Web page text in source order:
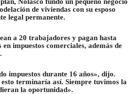
de viviendas con su esposo
legal permanente.
a 20 trabajadores y pagan hasta
en impuestos comerciales, además de
impuestos durante 16 años», dijo.
esto terminaría así. Siempre tuvimos la
la oportunidad».